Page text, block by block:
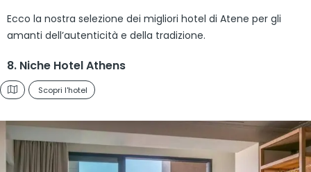
Ecco la nostra selezione dei migliori hotel di Atene per gli
amanti dell’autenticità e della tradizione.
8. Niche Hotel Athens
Scopri l'hotel